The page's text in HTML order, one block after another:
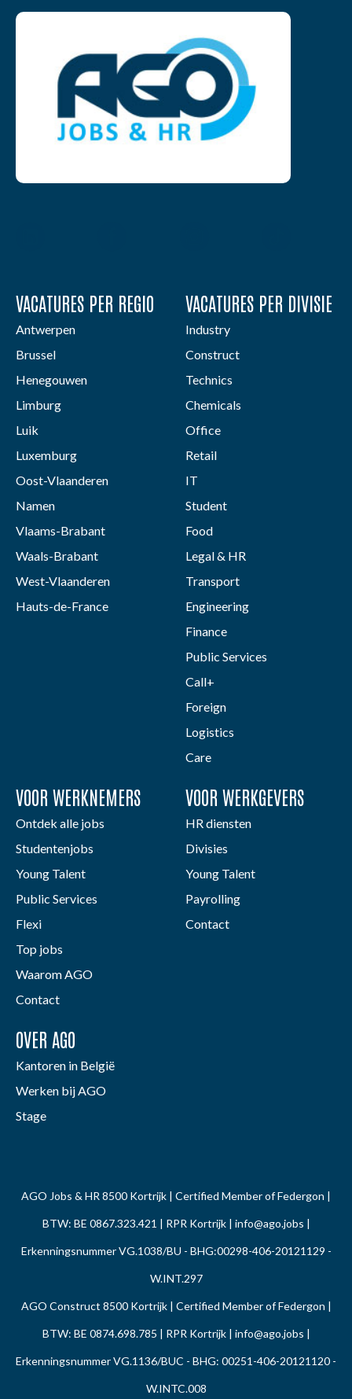
VACATURES PER REGIO
Antwerpen
Brussel
Henegouwen
Limburg
Luik
Luxemburg
Oost-Vlaanderen
Namen
Vlaams-Brabant
Waals-Brabant
West-Vlaanderen
Hauts-de-France
VACATURES PER DIVISIE
Industry
Construct
Technics
Chemicals
Office
Retail
IT
Student
Food
Legal & HR
Transport
Engineering
Finance
Public Services
Call+
Foreign
Logistics
Care
VOOR WERKNEMERS
Ontdek alle jobs
Studentenjobs
Young Talent
Public Services
Flexi
Top jobs
Waarom AGO
Contact
VOOR WERKGEVERS
HR diensten
Divisies
Young Talent
Payrolling
Contact
OVER AGO
Kantoren in België
Werken bij AGO
Stage
AGO Jobs & HR 8500 Kortrijk | Certified Member of Federgon |
BTW: BE 0867.323.421 | RPR Kortrijk | info@ago.jobs |
Erkenningsnummer VG.1038/BU - BHG:00298-406-20121129 -
W.INT.297
AGO Construct 8500 Kortrijk | Certified Member of Federgon |
BTW: BE 0874.698.785 | RPR Kortrijk | info@ago.jobs |
Erkenningsnummer VG.1136/BUC - BHG: 00251-406-20121120 -
W.INTC.008